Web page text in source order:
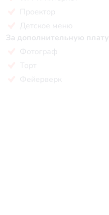
Проектор
Детское меню
За дополнительную плату
Фотограф
Торт
Фейерверк